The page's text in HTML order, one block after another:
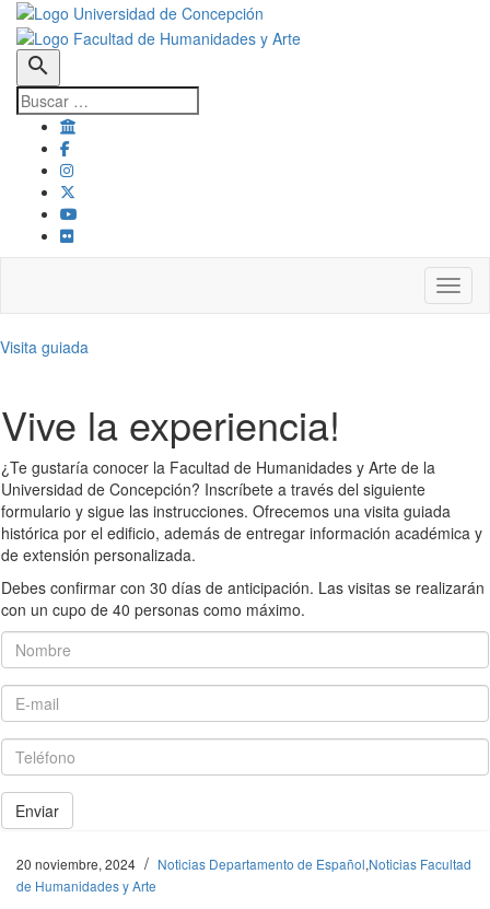
search
Visita guiada
Vive la experiencia!
¿Te gustaría conocer la Facultad de Humanidades y Arte de la
Universidad de Concepción? Inscríbete a través del siguiente
formulario y sigue las instrucciones. Ofrecemos una visita guiada
histórica por el edificio, además de entregar información académica y
de extensión personalizada.
Debes confirmar con 30 días de anticipación. Las visitas se realizarán
con un cupo de 40 personas como máximo.
Nombre
E-mail
Teléfono
Enviar
20 noviembre, 2024 / Noticias Departamento de Español,Noticias Facultad
de Humanidades y Arte